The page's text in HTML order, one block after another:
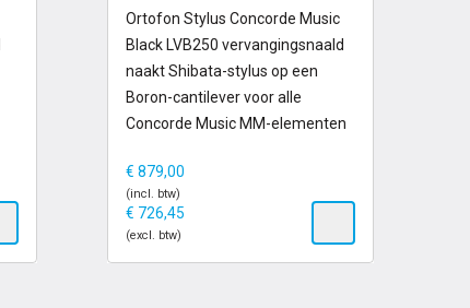
1-2 dagen
Ortofon Stylus Concorde Music
Black LVB250 vervangingsnaald
naakt Shibata-stylus op een
Boron-cantilever voor alle
Concorde Music MM-elementen
€ 879,00
(incl. btw)
€ 726,45
(excl. btw)